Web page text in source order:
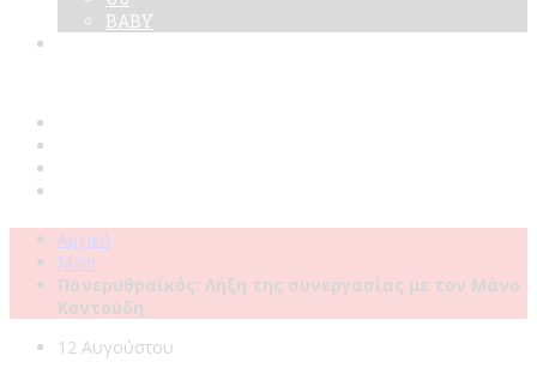
BABY
Αρχική
Main
Πανερυθραϊκός: Λήξη της συνεργασίας με τον Μάνο
Κοντούδη
12 Αυγούστου